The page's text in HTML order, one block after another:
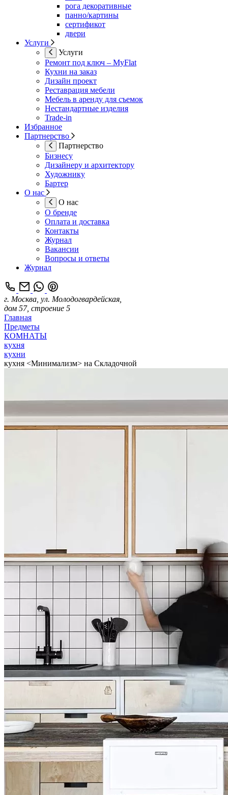
рога декоративные
панно/картины
сертификот
двери
Услуги
Услуги
Ремонт под ключ – MyFlat
Кухни на заказ
Дизайн проект
Реставрация мебели
Мебель в аренду для съемок
Нестандартные изделия
Trade-in
Избранное
Партнерство
Партнерство
Бизнесу
Дизайнеру и архитектору
Художнику
Бартер
О нас
О нас
О бренде
Оплата и доставка
Контакты
Журнал
Вакансии
Вопросы и ответы
Журнал
г. Москва, ул. Молодогвардейская,
дом 57, строение 5
Главная
Предметы
КОМНАТЫ
кухня
кухни
кухня <Минимализм> на Складочной